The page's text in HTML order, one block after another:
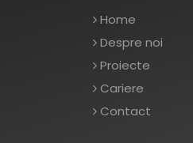
Home
Despre noi
Proiecte
Cariere
Contact